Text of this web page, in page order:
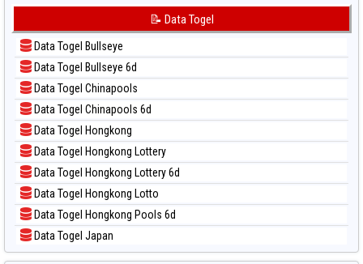
📊 Statistik Sydney Pools 6d
📊 Statistik Taipei
📊 Statistik Taiwan
📝 Pola Dasar Kuda Lari
📝 Pola Dasar Magnum Cambodia
📝 Pola Dasar Nagoya
📝 Pola Dasar North Carolina Day
📝 Pola Dasar Pcso
📝 Pola Dasar Sao Paulo
📝 Pola Dasar Singapore
📝 Pola Dasar Sydney
📝 Pola Dasar Sydney Lottery
📝 Pola Dasar Sydney Lottery 6d
📝 Pola Dasar Sydney Lotto
📝 Data Togel
Data Togel Bullseye
Data Togel Bullseye 6d
Data Togel Chinapools
Data Togel Chinapools 6d
Data Togel Hongkong
Data Togel Hongkong Lottery
Data Togel Hongkong Lottery 6d
Data Togel Hongkong Lotto
Data Togel Hongkong Pools 6d
Data Togel Japan
Data Togel Japan 6d